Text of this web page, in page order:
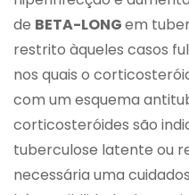
de BETA-LONGem
restrito àqueles casos
nos quais o
com um esquema
corticosteróides são
tuberculose latente ou
necessária uma